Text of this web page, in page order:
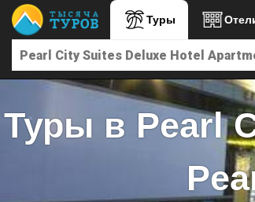
Туры
Туры в Pearl
Главная
Туры в Египет